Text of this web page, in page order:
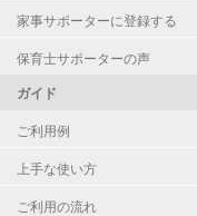
家事サポーターに登録する
保育士サポーターの声
ガイド
ご利用例
上手な使い方
ご利用の流れ